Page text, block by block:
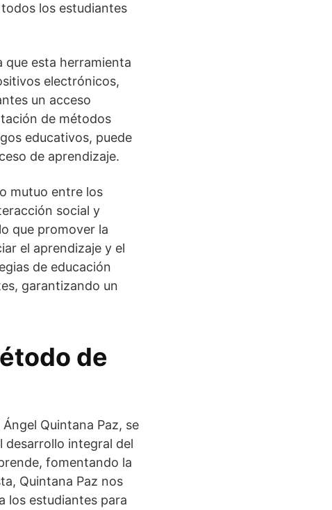
los estudiantes
que esta herramienta
electrónicos,
un acceso
de métodos
educativos, puede
de aprendizaje.
mutuo entre los
social y
que promover la
el aprendizaje y el
de educación
garantizando un
de
Quintana Paz, se
desarrollo integral del
fomentando la
Quintana Paz nos
los estudiantes para